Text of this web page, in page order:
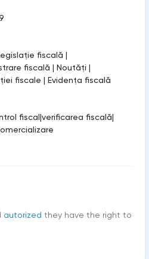
fiscală |
fiscală | Noutăți |
fiscale | Evidenţa fiscală
fiscal|verificarea fiscală|
autorized they have the right to